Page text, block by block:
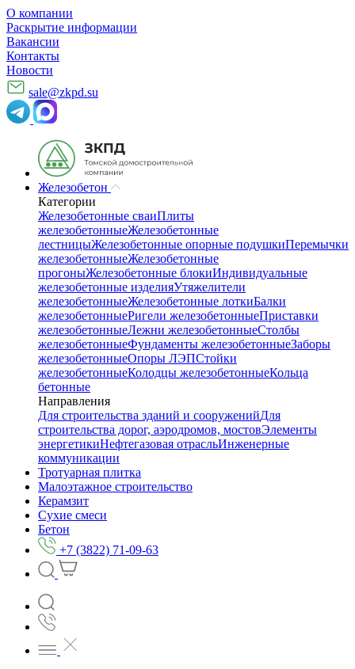
О компании
Раскрытие информации
Вакансии
Контакты
Новости
sale@zkpd.su
Железобетон
Категории
Железобетонные сваиПлиты
железобетонныеЖелезобетонные
лестницыЖелезобетонные опорные подушкиПеремычки
железобетонныеЖелезобетонные
прогоныЖелезобетонные блокиИндивидуальные
железобетонные изделияУтяжелители
железобетонныеЖелезобетонные лоткиБалки
железобетонныеРигели железобетонныеПриставки
железобетонныеЛежни железобетонныеСтолбы
железобетонныеФундаменты железобетонныеЗаборы
железобетонныеОпоры ЛЭПСтойки
железобетонныеКолодцы железобетонныеКольца
бетонные
Направления
Для строительства зданий и сооруженийДля
строительства дорог, аэродромов, мостовЭлементы
энергетикиНефтегазовая отрасльИнженерные
коммуникации
Тротуарная плитка
Малоэтажное строительство
Керамзит
Сухие смеси
Бетон
+7 (3822) 71-09-63